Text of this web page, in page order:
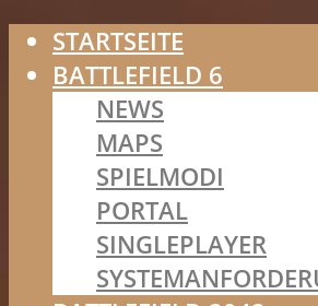
STARTSEITE
BATTLEFIELD 6
NEWS
MAPS
SPIELMODI
PORTAL
SINGLEPLAYER